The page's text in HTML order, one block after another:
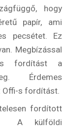
hogy
papír, ami
pecsétet. Ez
Megbízással
fordítást a
Érdemes
Offi-s fordítást.
fordított
A külföldi